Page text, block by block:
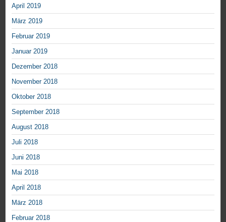
April 2019
März 2019
Februar 2019
Januar 2019
Dezember 2018
November 2018
Oktober 2018
September 2018
August 2018
Juli 2018
Juni 2018
Mai 2018
April 2018
März 2018
Februar 2018